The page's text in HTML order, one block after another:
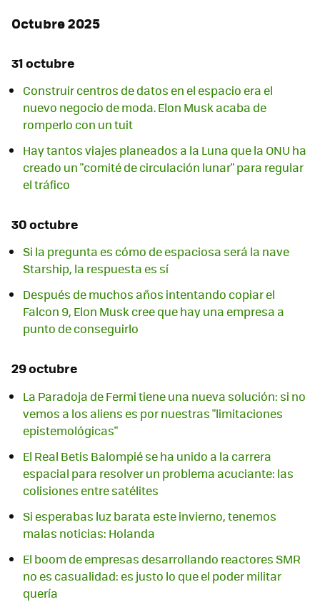
Octubre 2025
31 octubre
Construir centros de datos en el espacio era el
nuevo negocio de moda. Elon Musk acaba de
romperlo con un tuit
Hay tantos viajes planeados a la Luna que la ONU ha
creado un "comité de circulación lunar" para regular
el tráfico
30 octubre
Si la pregunta es cómo de espaciosa será la nave
Starship, la respuesta es sí
Después de muchos años intentando copiar el
Falcon 9, Elon Musk cree que hay una empresa a
punto de conseguirlo
29 octubre
La Paradoja de Fermi tiene una nueva solución: si no
vemos a los aliens es por nuestras "limitaciones
epistemológicas"
El Real Betis Balompié se ha unido a la carrera
espacial para resolver un problema acuciante: las
colisiones entre satélites
Si esperabas luz barata este invierno, tenemos
malas noticias: Holanda
El boom de empresas desarrollando reactores SMR
no es casualidad: es justo lo que el poder militar
quería